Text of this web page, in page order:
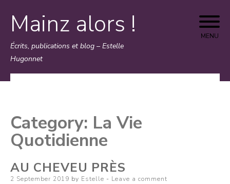
Skip
to
content
Mainz alors !
Écrits, publications et blog – Estelle
Hugonnet
MENU
Category: La Vie
Quotidienne
AU CHEVEU PRÈS
Posted
2 September 2019 by Estelle Leave a comment